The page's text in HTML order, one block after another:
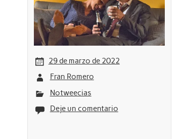
29 de marzo de 2022
Fran Romero
Notweecias
Deje un comentario